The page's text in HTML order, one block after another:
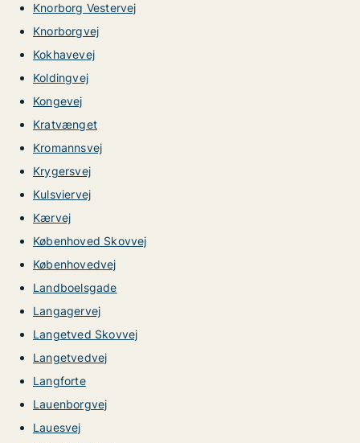
Knorborg Vestervej
Knorborgvej
Kokhavevej
Koldingvej
Kongevej
Kratvænget
Kromannsvej
Krygersvej
Kulsviervej
Kærvej
Københoved Skovvej
Københovedvej
Landboelsgade
Langagervej
Langetved Skovvej
Langetvedvej
Langforte
Lauenborgvej
Lauesvej